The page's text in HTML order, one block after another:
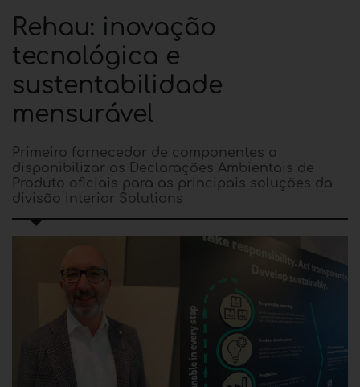
Rehau: inovação
tecnológica e
sustentabilidade
mensurável
Primeiro fornecedor de componentes a
disponibilizar as Declarações Ambientais de
Produto oficiais para as principais soluções da
divisão Interior Solutions